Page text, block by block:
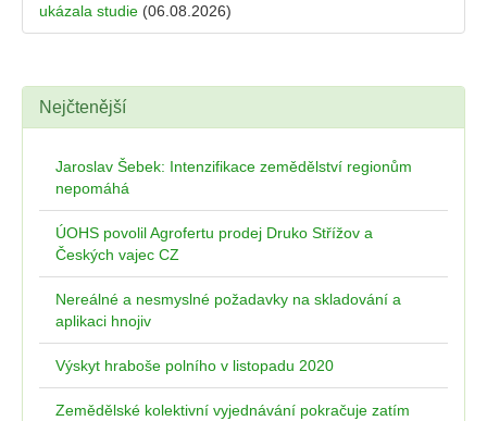
ukázala studie (06.08.2026)
Nejčtenější
Jaroslav Šebek: Intenzifikace zemědělství regionům
nepomáhá
ÚOHS povolil Agrofertu prodej Druko Střížov a
Českých vajec CZ
Nereálné a nesmyslné požadavky na skladování a
aplikaci hnojiv
Výskyt hraboše polního v listopadu 2020
Zemědělské kolektivní vyjednávání pokračuje zatím